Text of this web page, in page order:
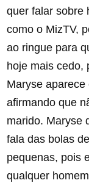
quer falar sobre
como o MizTV,
ao ringue para
hoje mais cedo,
Maryse
afirmando que
marido. Maryse
fala das bolas
pequenas, pois
qualquer